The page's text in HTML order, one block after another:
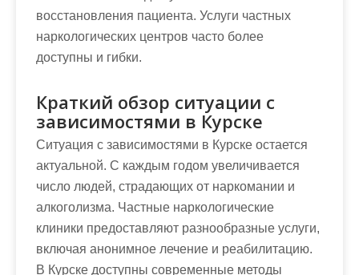
восстановления пациента. Услуги частных
наркологических центров часто более
доступны и гибки.
Краткий обзор ситуации с
зависимостями в Курске
Ситуация с зависимостями в Курске остается
актуальной. С каждым годом увеличивается
число людей, страдающих от наркомании и
алкоголизма. Частные наркологические
клиники предоставляют разнообразные услуги,
включая анонимное лечение и реабилитацию.
В Курске доступны современные методы